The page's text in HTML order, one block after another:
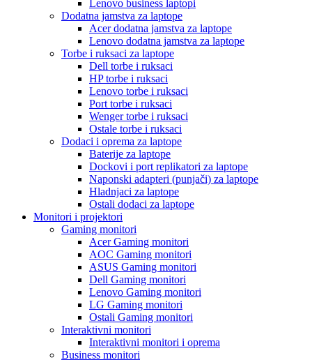
Lenovo business laptopi
Dodatna jamstva za laptope
Acer dodatna jamstva za laptope
Lenovo dodatna jamstva za laptope
Torbe i ruksaci za laptope
Dell torbe i ruksaci
HP torbe i ruksaci
Lenovo torbe i ruksaci
Port torbe i ruksaci
Wenger torbe i ruksaci
Ostale torbe i ruksaci
Dodaci i oprema za laptope
Baterije za laptope
Dockovi i port replikatori za laptope
Naponski adapteri (punjači) za laptope
Hladnjaci za laptope
Ostali dodaci za laptope
Monitori i projektori
Gaming monitori
Acer Gaming monitori
AOC Gaming monitori
ASUS Gaming monitori
Dell Gaming monitori
Lenovo Gaming monitori
LG Gaming monitori
Ostali Gaming monitori
Interaktivni monitori
Interaktivni monitori i oprema
Business monitori